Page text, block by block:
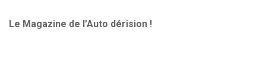
Le Magazine de l’Auto dérision !